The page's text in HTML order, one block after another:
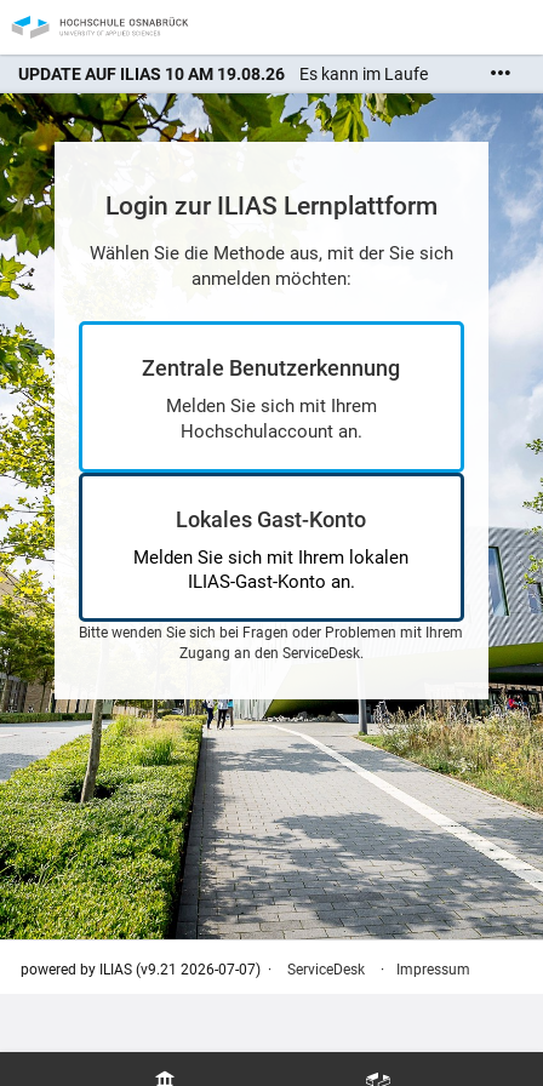
UPDATE AUF ILIAS 10 AM 19.08.26
Es kann im Laufe
des Tages zu Unterbrechungen in der Erreichbarkeit
kommen. Wir bitten um Ihr Verständnis.
Login zur ILIAS Lernplattform
Wählen Sie die Methode aus, mit der Sie sich
anmelden möchten:
Zentrale Benutzerkennung
Melden Sie sich mit Ihrem
Hochschulaccount an.
Lokales Gast-Konto
Melden Sie sich mit Ihrem lokalen
ILIAS-Gast-Konto an.
Bitte wenden Sie sich bei Fragen oder Problemen mit Ihrem
Zugang an den ServiceDesk.
powered by ILIAS (v9.21 2026-07-07) ServiceDesk Impressum